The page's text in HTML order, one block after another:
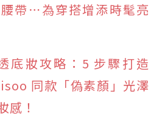
帶⋯為穿搭增添時髦亮
底妝攻略：5 步驟打造
同款「偽素顏」光澤
感！